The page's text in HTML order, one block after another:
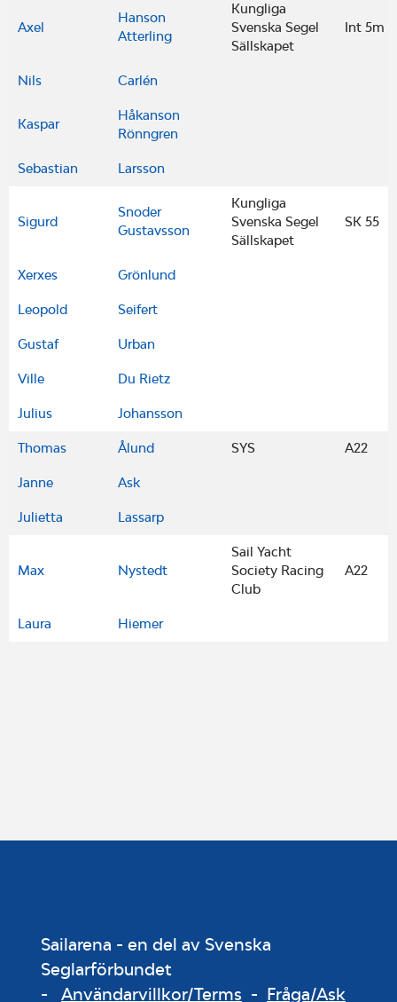
Axel
Hanson
Atterling
Kungliga
Svenska Segel
Sällskapet
Int 5m
Nils Carlén
Kaspar
Håkanson
Rönngren
Sebastian Larsson
Sigurd
Snoder
Gustavsson
Kungliga
Svenska Segel
Sällskapet
SK 55
Xerxes Grönlund
Leopold Seifert
Gustaf Urban
Ville Du Rietz
Julius Johansson
Thomas Ålund SYS A22
Janne Ask
Julietta Lassarp
Max Nystedt
Sail Yacht
Society Racing
Club
A22
Laura Hiemer
Sailarena - en del av Svenska
Seglarförbundet
- Användarvillkor/Terms - Fråga/Ask